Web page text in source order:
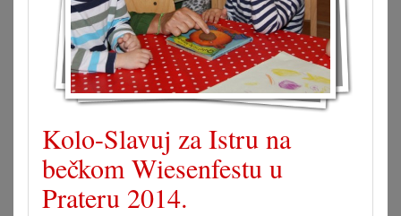
Kolo-Slavuj za Istru na
bečkom Wiesenfestu u
Prateru 2014.